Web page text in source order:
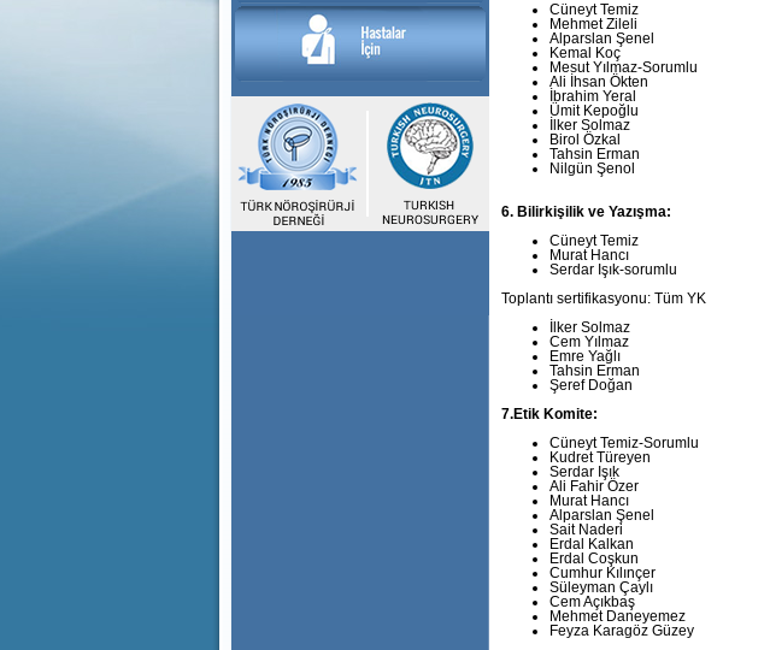
Cüneyt Temiz
Mehmet Zileli
Alparslan Şenel
Kemal Koç
Mesut Yılmaz-Sorumlu
Ali İhsan Ökten
İbrahim Yeral
Ümit Kepoğlu
İlker Solmaz
Birol Özkal
Tahsin Erman
Nilgün Şenol
6. Bilirkişilik ve Yazışma:
Cüneyt Temiz
Murat Hancı
Serdar Işık-sorumlu
Toplantı sertifikasyonu: Tüm YK
İlker Solmaz
Cem Yılmaz
Emre Yağlı
Tahsin Erman
Şeref Doğan
7.Etik Komite:
Cüneyt Temiz-Sorumlu
Kudret Türeyen
Serdar Işık
Ali Fahir Özer
Murat Hancı
Alparslan Şenel
Sait Naderi
Erdal Kalkan
Erdal Coşkun
Cumhur Kılınçer
Süleyman Çaylı
Cem Açıkbaş
Mehmet Daneyemez
Feyza Karagöz Güzey